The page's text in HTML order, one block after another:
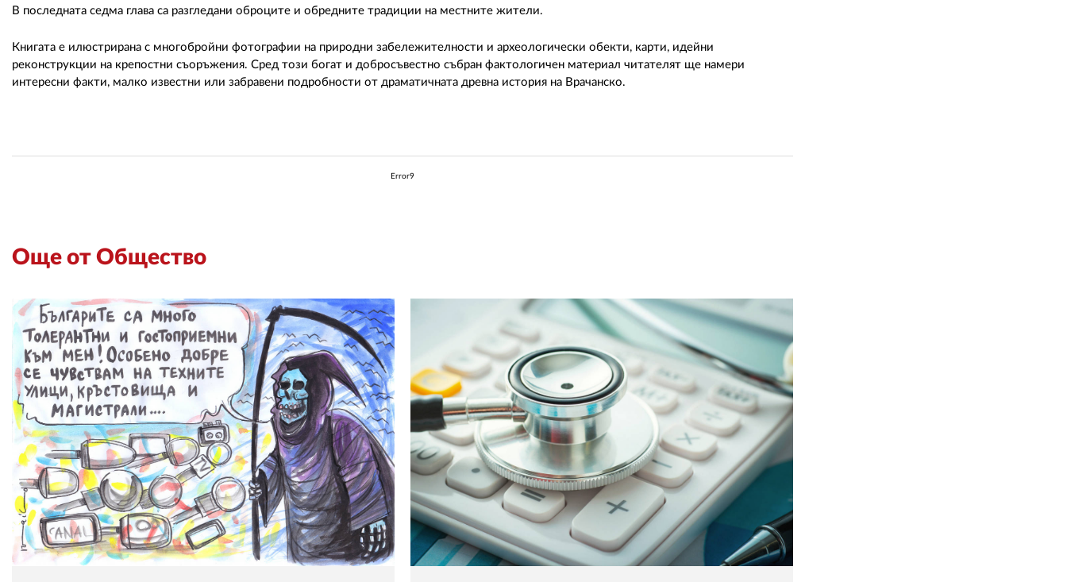
В последната седма глава са разгледани оброците и обредните традиции на местните жители.
Книгата е илюстрирана с многобройни фотографии на природни забележителности и археологически обекти, карти, идейни
реконструкции на крепостни съоръжения. Сред този богат и добросъвестно събран фактологичен материал читателят ще намери
интересни факти, малко известни или забравени подробности от драматичната древна история на Врачанско.
Error9
Още от Общество